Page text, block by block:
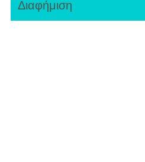
Διαφήμιση